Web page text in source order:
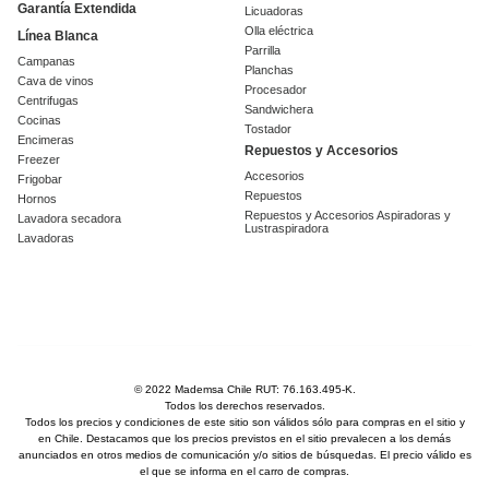
Garantía Extendida
Línea Blanca
Campanas
Cava de vinos
Centrifugas
Cocinas
Encimeras
Freezer
Frigobar
Hornos
Lavadora secadora
Lavadoras
Licuadoras
Olla eléctrica
Parrilla
Planchas
Procesador
Sandwichera
Tostador
Repuestos y Accesorios
Accesorios
Repuestos
Repuestos y Accesorios Aspiradoras y
Lustraspiradora
© 2022 Mademsa Chile RUT: 76.163.495-K.
Todos los derechos reservados.
Todos los precios y condiciones de este sitio son válidos sólo para compras en el sitio y
en Chile. Destacamos que los precios previstos en el sitio prevalecen a los demás
anunciados en otros medios de comunicación y/o sitios de búsquedas. El precio válido es
el que se informa en el carro de compras.